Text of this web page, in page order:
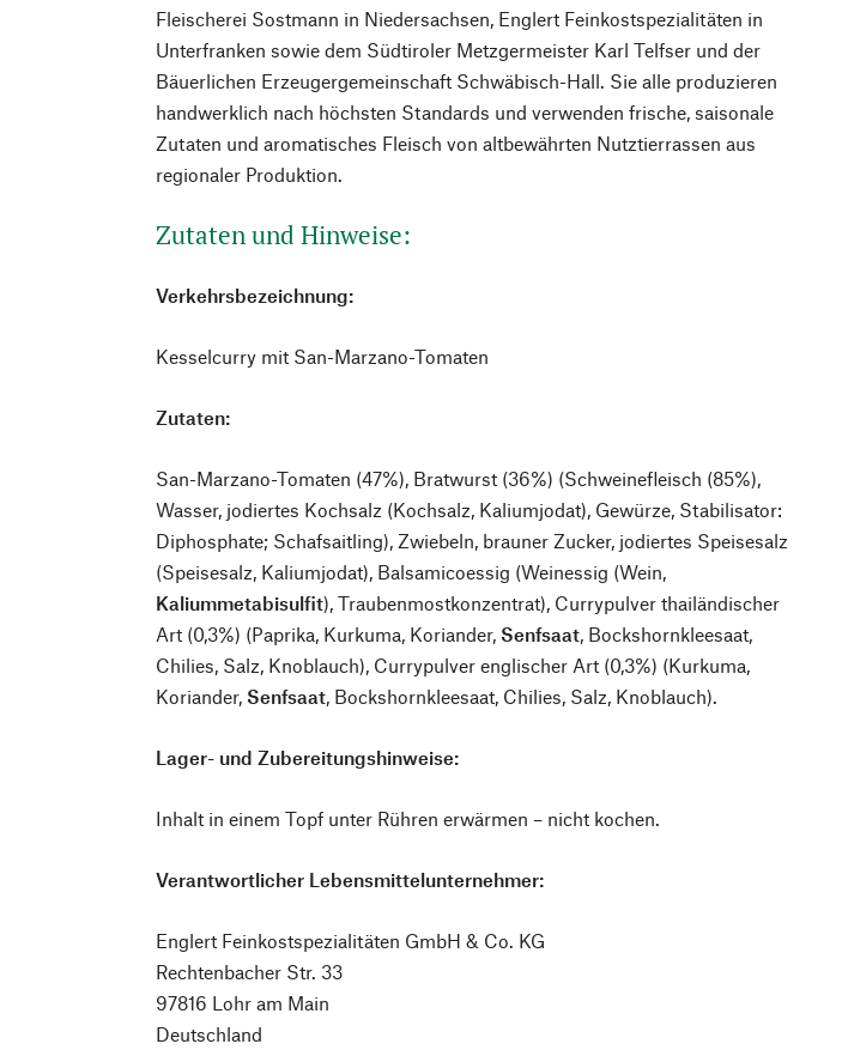
Fleischerei Sostmann in Niedersachsen, Englert Feinkostspezialitäten in
Unterfranken sowie dem Südtiroler Metzgermeister Karl Telfser und der
Bäuerlichen Erzeugergemeinschaft Schwäbisch-Hall. Sie alle produzieren
handwerklich nach höchsten Standards und verwenden frische, saisonale
Zutaten und aromatisches Fleisch von altbewährten Nutztierrassen aus
regionaler Produktion.
Zutaten und Hinweise:
Verkehrsbezeichnung:
Kesselcurry mit San-Marzano-Tomaten
Zutaten:
San-Marzano-Tomaten (47%), Bratwurst (36%) (Schweinefleisch (85%),
Wasser, jodiertes Kochsalz (Kochsalz, Kaliumjodat), Gewürze, Stabilisator:
Diphosphate; Schafsaitling), Zwiebeln, brauner Zucker, jodiertes Speisesalz
(Speisesalz, Kaliumjodat), Balsamicoessig (Weinessig (Wein,
Kaliummetabisulfit), Traubenmostkonzentrat), Currypulver thailändischer
Art (0,3%) (Paprika, Kurkuma, Koriander,Senfsaat, Bockshornkleesaat,
Chilies, Salz, Knoblauch), Currypulver englischer Art (0,3%) (Kurkuma,
Koriander,Senfsaat, Bockshornkleesaat, Chilies, Salz, Knoblauch).
Lager- und Zubereitungshinweise:
Inhalt in einem Topf unter Rühren erwärmen – nicht kochen.
Verantwortlicher Lebensmittelunternehmer:
Englert Feinkostspezialitäten GmbH & Co. KG
Rechtenbacher Str. 33
97816 Lohr am Main
Deutschland